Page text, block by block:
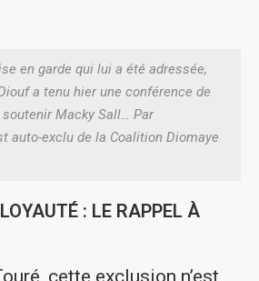
en garde qui lui a été adressée,
a tenu hier une conférence de
Macky Sall… Par
auto-exclu de la Coalition Diomaye
: LE RAPPEL À
cette exclusion n’est